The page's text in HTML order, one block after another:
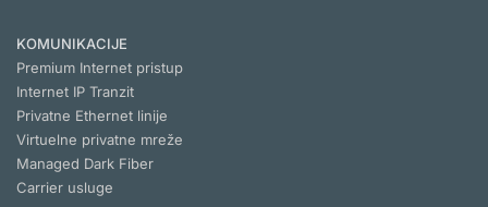
KOMUNIKACIJE
Premium Internet pristup
Internet IP Tranzit
Privatne Ethernet linije
Virtuelne privatne mreže
Managed Dark Fiber
Carrier usluge